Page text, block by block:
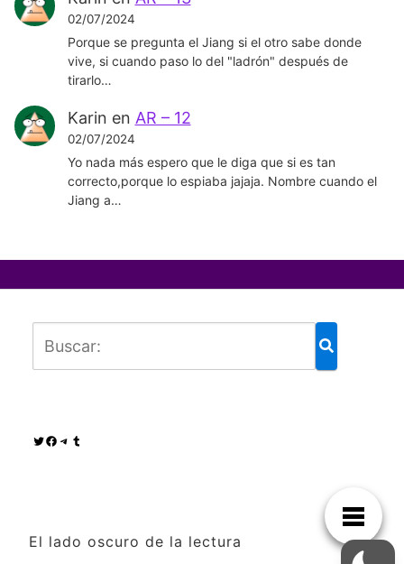
02/07/2024
Porque se pregunta el Jiang si el otro sabe donde
vive, si cuando paso lo del "ladrón" después de
tirarlo…
Karin en AR – 12
02/07/2024
Yo nada más espero que le diga que si es tan
correcto,porque lo espiaba jajaja. Nombre cuando el
Jiang a…
Twitter
Facebook
Telegram
Tumblr
El lado oscuro de la lectura